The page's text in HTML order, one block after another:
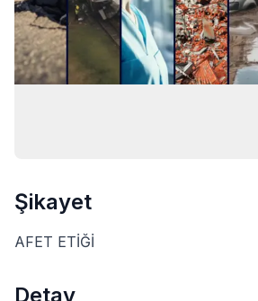
Şikayet
AFET ETİĞİ
Detay